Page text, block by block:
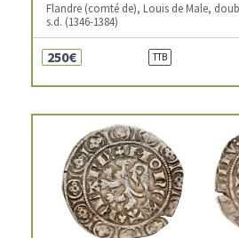
Flandre (comté de), Louis de Male,
s.d. (1346-1384)
250€ TTB